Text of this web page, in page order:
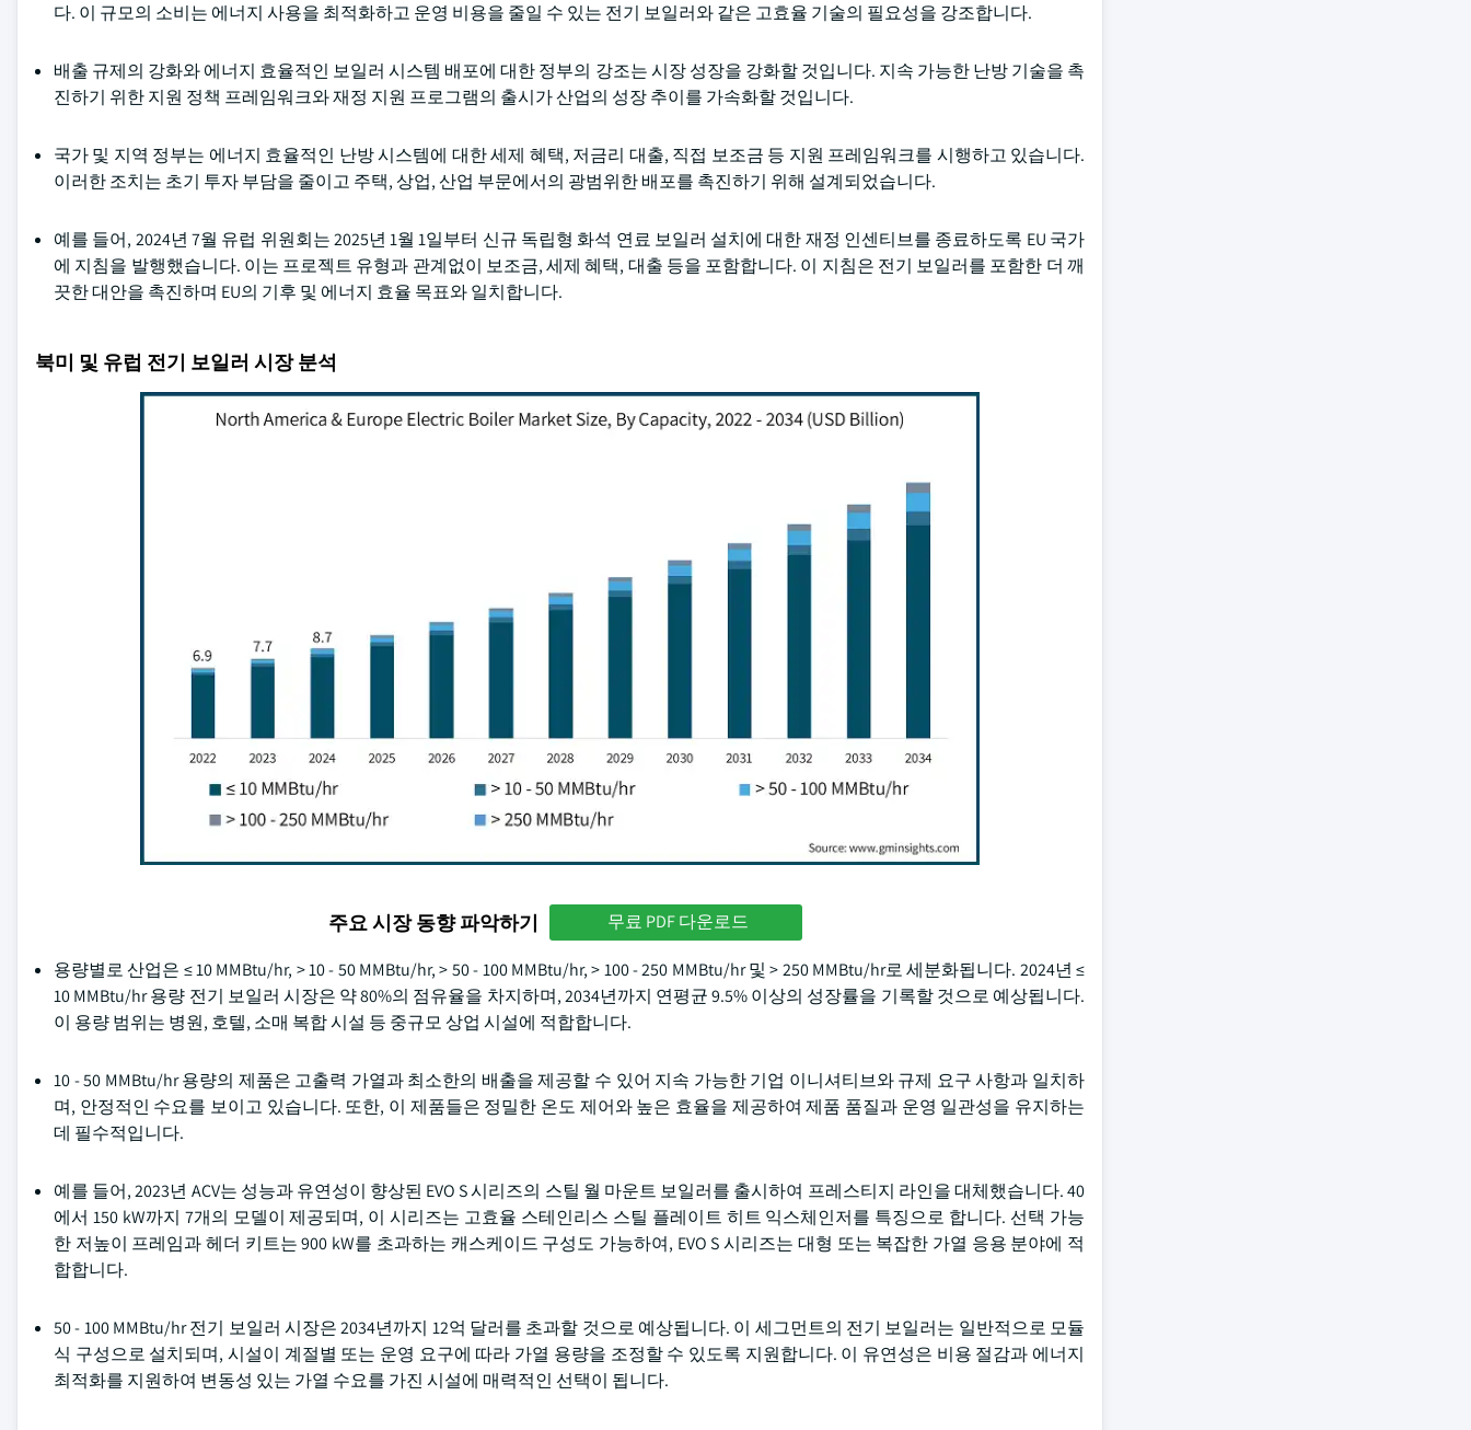
다. 이 규모의 소비는 에너지 사용을 최적화하고 운영 비용을 줄일 수 있는 전기 보일러와 같은 고효율 기술의 필요성을 강조합니다.
배출 규제의 강화와 에너지 효율적인 보일러 시스템 배포에 대한 정부의 강조는 시장 성장을 강화할 것입니다. 지속 가능한 난방 기술을 촉
진하기 위한 지원 정책 프레임워크와 재정 지원 프로그램의 출시가 산업의 성장 추이를 가속화할 것입니다.
국가 및 지역 정부는 에너지 효율적인 난방 시스템에 대한 세제 혜택, 저금리 대출, 직접 보조금 등 지원 프레임워크를 시행하고 있습니다.
이러한 조치는 초기 투자 부담을 줄이고 주택, 상업, 산업 부문에서의 광범위한 배포를 촉진하기 위해 설계되었습니다.
예를 들어, 2024년 7월 유럽 위원회는 2025년 1월 1일부터 신규 독립형 화석 연료 보일러 설치에 대한 재정 인센티브를 종료하도록 EU 국가
에 지침을 발행했습니다. 이는 프로젝트 유형과 관계없이 보조금, 세제 혜택, 대출 등을 포함합니다. 이 지침은 전기 보일러를 포함한 더 깨
끗한 대안을 촉진하며 EU의 기후 및 에너지 효율 목표와 일치합니다.
북미 및 유럽 전기 보일러 시장 분석
주요 시장 동향 파악하기 무료 PDF 다운로드
용량별로 산업은 ≤ 10 MMBtu/hr, > 10 - 50 MMBtu/hr, > 50 - 100 MMBtu/hr, > 100 - 250 MMBtu/hr 및 > 250 MMBtu/hr로 세분화됩니다. 2024년 ≤
10 MMBtu/hr 용량 전기 보일러 시장은 약 80%의 점유율을 차지하며, 2034년까지 연평균 9.5% 이상의 성장률을 기록할 것으로 예상됩니다.
이 용량 범위는 병원, 호텔, 소매 복합 시설 등 중규모 상업 시설에 적합합니다.
10 - 50 MMBtu/hr 용량의 제품은 고출력 가열과 최소한의 배출을 제공할 수 있어 지속 가능한 기업 이니셔티브와 규제 요구 사항과 일치하
며, 안정적인 수요를 보이고 있습니다. 또한, 이 제품들은 정밀한 온도 제어와 높은 효율을 제공하여 제품 품질과 운영 일관성을 유지하는
데 필수적입니다.
예를 들어, 2023년 ACV는 성능과 유연성이 향상된 EVO S 시리즈의 스틸 월 마운트 보일러를 출시하여 프레스티지 라인을 대체했습니다. 40
에서 150 kW까지 7개의 모델이 제공되며, 이 시리즈는 고효율 스테인리스 스틸 플레이트 히트 익스체인저를 특징으로 합니다. 선택 가능
한 저높이 프레임과 헤더 키트는 900 kW를 초과하는 캐스케이드 구성도 가능하여, EVO S 시리즈는 대형 또는 복잡한 가열 응용 분야에 적
합합니다.
50 - 100 MMBtu/hr 전기 보일러 시장은 2034년까지 12억 달러를 초과할 것으로 예상됩니다. 이 세그먼트의 전기 보일러는 일반적으로 모듈
식 구성으로 설치되며, 시설이 계절별 또는 운영 요구에 따라 가열 용량을 조정할 수 있도록 지원합니다. 이 유연성은 비용 절감과 에너지
최적화를 지원하여 변동성 있는 가열 수요를 가진 시설에 매력적인 선택이 됩니다.